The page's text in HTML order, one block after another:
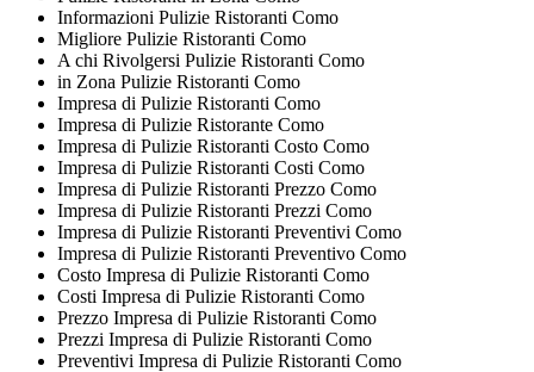
Informazioni Pulizie Ristoranti Como
Migliore Pulizie Ristoranti Como
A chi Rivolgersi Pulizie Ristoranti Como
in Zona Pulizie Ristoranti Como
Impresa di Pulizie Ristoranti Como
Impresa di Pulizie Ristorante Como
Impresa di Pulizie Ristoranti Costo Como
Impresa di Pulizie Ristoranti Costi Como
Impresa di Pulizie Ristoranti Prezzo Como
Impresa di Pulizie Ristoranti Prezzi Como
Impresa di Pulizie Ristoranti Preventivi Como
Impresa di Pulizie Ristoranti Preventivo Como
Costo Impresa di Pulizie Ristoranti Como
Costi Impresa di Pulizie Ristoranti Como
Prezzo Impresa di Pulizie Ristoranti Como
Prezzi Impresa di Pulizie Ristoranti Como
Preventivi Impresa di Pulizie Ristoranti Como